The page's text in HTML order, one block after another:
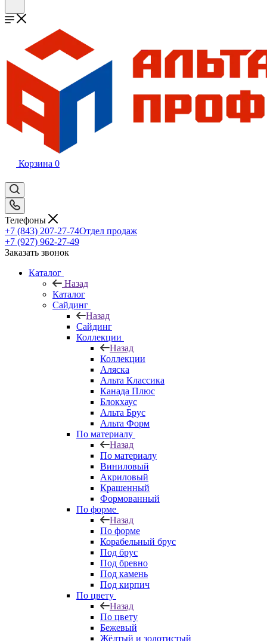
Корзина 0
Телефоны
+7 (843) 207-27-74Отдел продаж
+7 (927) 962-27-49
Заказать звонок
Каталог
Назад
Каталог
Сайдинг
Назад
Сайдинг
Коллекции
Назад
Коллекции
Аляска
Альта Классика
Канада Плюс
Блокхаус
Альта Брус
Альта Форм
По материалу
Назад
По материалу
Виниловый
Акриловый
Крашенный
Формованный
По форме
Назад
По форме
Корабельный брус
Под брус
Под бревно
Под камень
Под кирпич
По цвету
Назад
По цвету
Бежевый
Жёлтый и золотистый